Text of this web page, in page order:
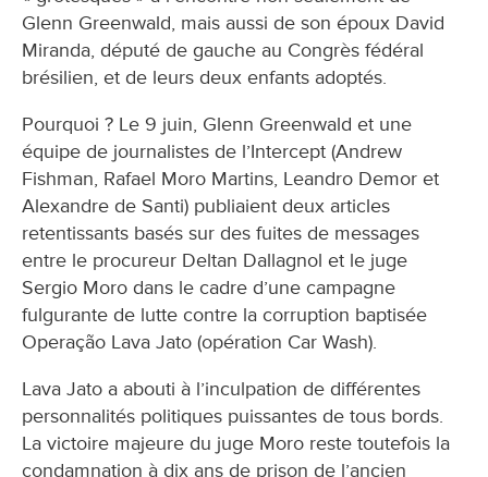
Glenn Greenwald, mais aussi de son époux David
Miranda, député de gauche au Congrès fédéral
brésilien, et de leurs deux enfants adoptés.
Pourquoi ? Le 9 juin, Glenn Greenwald et une
équipe de journalistes de l’Intercept (Andrew
Fishman, Rafael Moro Martins, Leandro Demor et
Alexandre de Santi) publiaient deux articles
retentissants basés sur des fuites de messages
entre le procureur Deltan Dallagnol et le juge
Sergio Moro dans le cadre d’une campagne
fulgurante de lutte contre la corruption baptisée
Operação Lava Jato (opération Car Wash).
Lava Jato a abouti à l’inculpation de différentes
personnalités politiques puissantes de tous bords.
La victoire majeure du juge Moro reste toutefois la
condamnation à dix ans de prison de l’ancien